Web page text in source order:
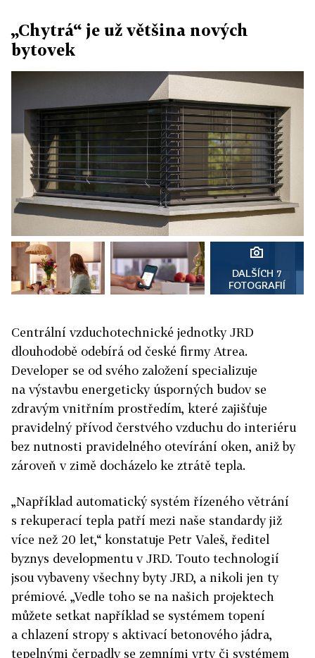
„Chytrá“ je už většina nových
bytovek
DALŠÍCH 7
FOTOGRAFIÍ
Centrální vzduchotechnické jednotky JRD
dlouhodobě odebírá od české firmy Atrea.
Developer se od svého založení specializuje
na výstavbu energeticky úsporných budov se
zdravým vnitřním prostředím, které zajišťuje
pravidelný přívod čerstvého vzduchu do interiéru
bez nutnosti pravidelného otevírání oken, aniž by
zároveň v zimě docházelo ke ztrátě tepla.
„Například automatický systém řízeného větrání
s rekuperací tepla patří mezi naše standardy již
více než 20 let,“ konstatuje Petr Valeš, ředitel
byznys developmentu v JRD. Touto technologií
jsou vybaveny všechny byty JRD, a nikoli jen ty
prémiové. „Vedle toho se na našich projektech
můžete setkat například se systémem topení
a chlazení stropy s aktivací betonového jádra,
tepelnými čerpadly se zemními vrty či systémem